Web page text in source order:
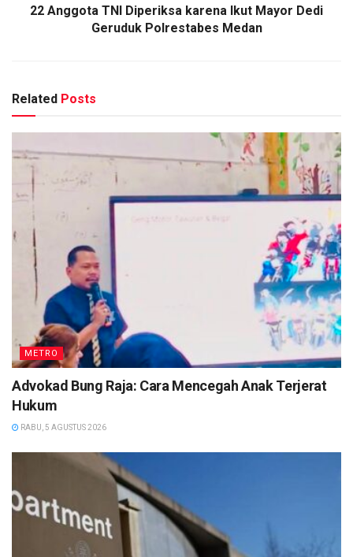
22 Anggota TNI Diperiksa karena Ikut Mayor Dedi
Geruduk Polrestabes Medan
Related Posts
METRO
Advokad Bung Raja: Cara Mencegah Anak Terjerat
Hukum
RABU, 5 AGUSTUS 2026